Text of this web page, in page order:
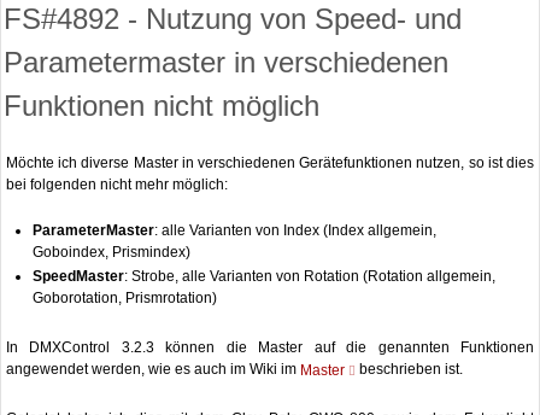
FS#4892 - Nutzung von Speed- und
Parametermaster in verschiedenen
Funktionen nicht möglich
Möchte ich diverse Master in verschiedenen Gerätefunktionen nutzen, so ist dies
bei folgenden nicht mehr möglich:
ParameterMaster: alle Varianten von Index (Index allgemein,
Goboindex, Prismindex)
SpeedMaster: Strobe, alle Varianten von Rotation (Rotation allgemein,
Goborotation, Prismrotation)
In DMXControl 3.2.3 können die Master auf die genannten Funktionen
angewendet werden, wie es auch im Wiki im Master beschrieben ist.